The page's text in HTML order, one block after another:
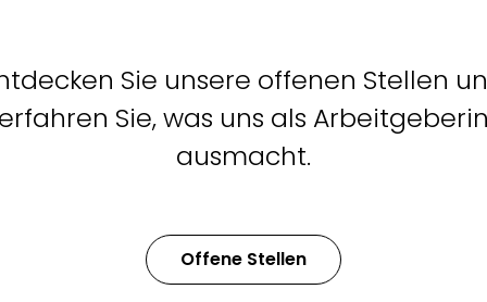
Sie unsere offenen Stellen
erfahren Sie, was uns als
ausmacht.
Offene Stellen